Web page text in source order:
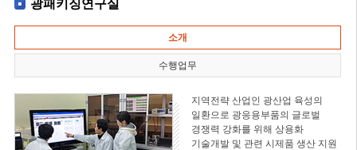
광패키징연구실
소개
수행업무
지역전략 산업인 광산업 육성의
일환으로 광응용부품의 글로벌
경쟁력 강화를 위해 상용화
기술개발 및 관련 시제품 생산 지원